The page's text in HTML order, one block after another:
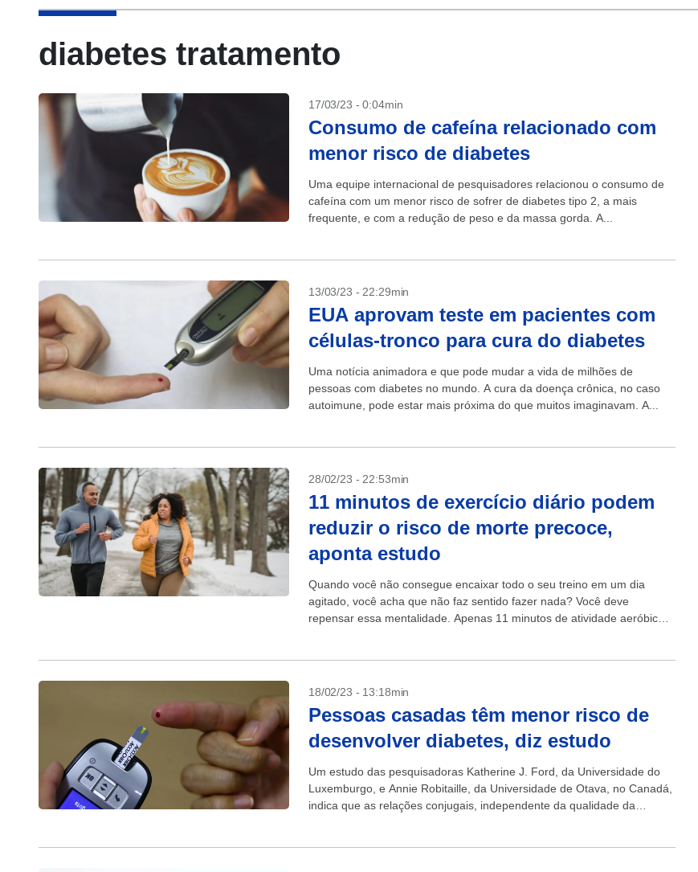
diabetes tratamento
17/03/23 - 0:04min
Consumo de cafeína relacionado com
menor risco de diabetes
Uma equipe internacional de pesquisadores relacionou o consumo de
cafeína com um menor risco de sofrer de diabetes tipo 2, a mais
frequente, e com a redução de peso e da massa gorda. A...
13/03/23 - 22:29min
EUA aprovam teste em pacientes com
células-tronco para cura do diabetes
Uma notícia animadora e que pode mudar a vida de milhões de
pessoas com diabetes no mundo. A cura da doença crônica, no caso
autoimune, pode estar mais próxima do que muitos imaginavam. A...
28/02/23 - 22:53min
11 minutos de exercício diário podem
reduzir o risco de morte precoce,
aponta estudo
Quando você não consegue encaixar todo o seu treino em um dia
agitado, você acha que não faz sentido fazer nada? Você deve
repensar essa mentalidade. Apenas 11 minutos de atividade aeróbica
18/02/23 - 13:18min
Pessoas casadas têm menor risco de
desenvolver diabetes, diz estudo
Um estudo das pesquisadoras Katherine J. Ford, da Universidade do
Luxemburgo, e Annie Robitaille, da Universidade de Otava, no Canadá,
indica que as relações conjugais, independente da qualidade da